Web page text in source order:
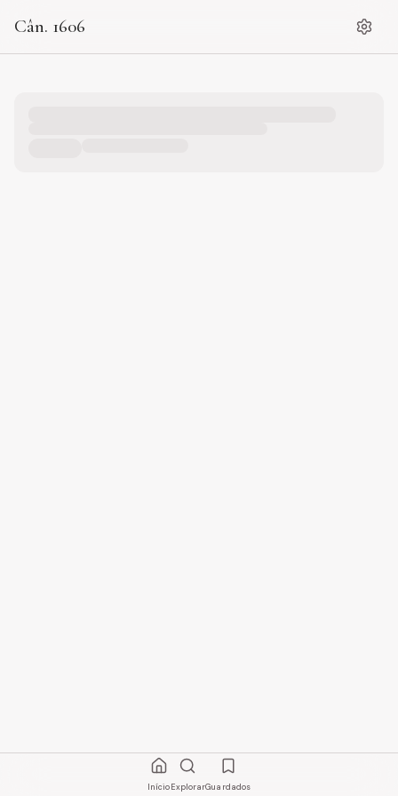
Cân. 1606
InícioExplorarGuardados